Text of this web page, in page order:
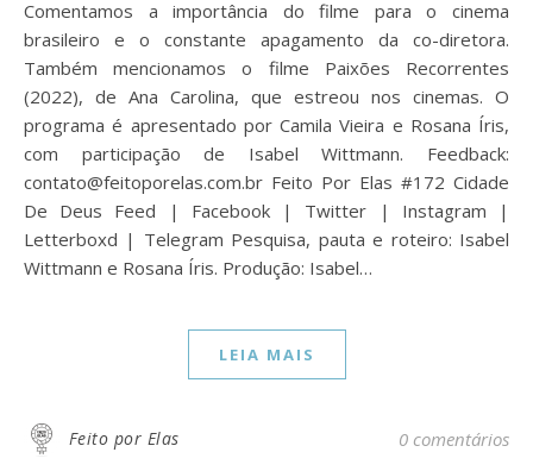
Comentamos a importância do filme para o cinema
brasileiro e o constante apagamento da co-diretora.
Também mencionamos o filme Paixões Recorrentes
(2022), de Ana Carolina, que estreou nos cinemas. O
programa é apresentado por Camila Vieira e Rosana Íris,
com participação de Isabel Wittmann. Feedback:
contato@feitoporelas.com.br Feito Por Elas #172 Cidade
De Deus Feed | Facebook | Twitter | Instagram |
Letterboxd | Telegram Pesquisa, pauta e roteiro: Isabel
Wittmann e Rosana Íris. Produção: Isabel…
LEIA MAIS
Feito por Elas 0 comentários